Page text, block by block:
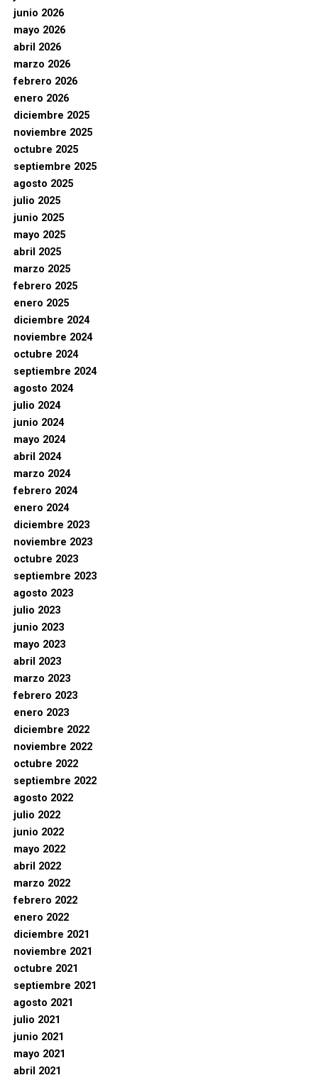
junio 2026
mayo 2026
abril 2026
marzo 2026
febrero 2026
enero 2026
diciembre 2025
noviembre 2025
octubre 2025
septiembre 2025
agosto 2025
julio 2025
junio 2025
mayo 2025
abril 2025
marzo 2025
febrero 2025
enero 2025
diciembre 2024
noviembre 2024
octubre 2024
septiembre 2024
agosto 2024
julio 2024
junio 2024
mayo 2024
abril 2024
marzo 2024
febrero 2024
enero 2024
diciembre 2023
noviembre 2023
octubre 2023
septiembre 2023
agosto 2023
julio 2023
junio 2023
mayo 2023
abril 2023
marzo 2023
febrero 2023
enero 2023
diciembre 2022
noviembre 2022
octubre 2022
septiembre 2022
agosto 2022
julio 2022
junio 2022
mayo 2022
abril 2022
marzo 2022
febrero 2022
enero 2022
diciembre 2021
noviembre 2021
octubre 2021
septiembre 2021
agosto 2021
julio 2021
junio 2021
mayo 2021
abril 2021